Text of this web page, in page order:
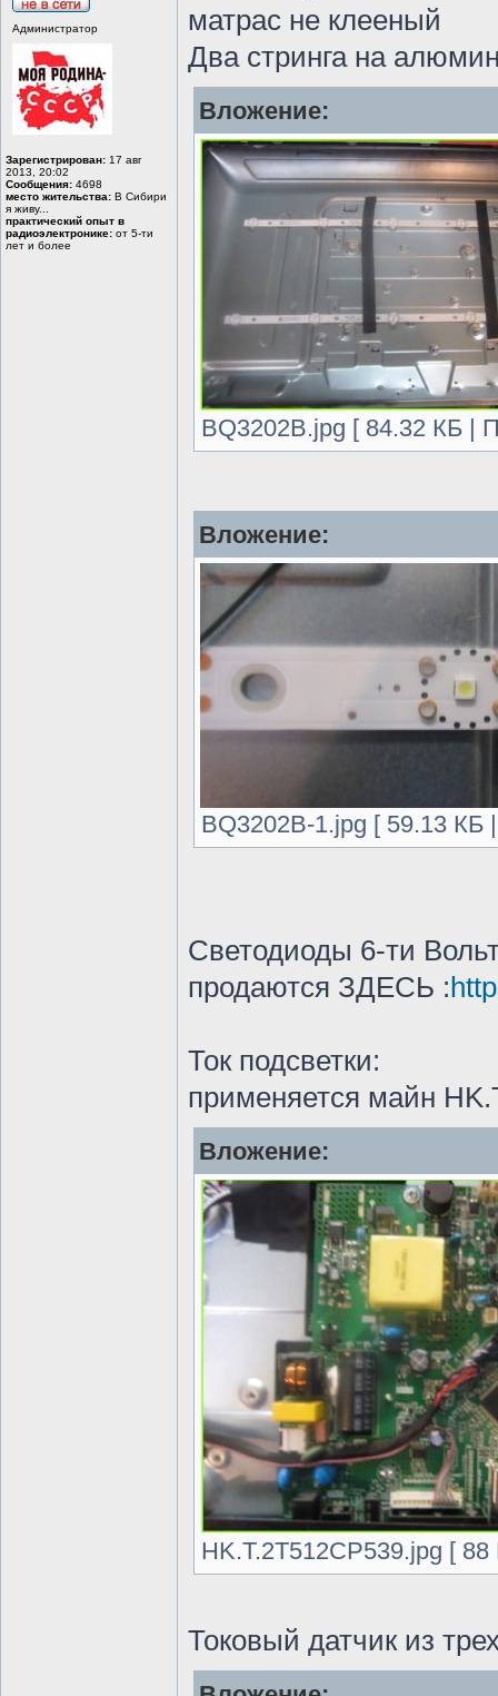
Администратор
Зарегистрирован: 17 авг
2013, 20:02
Сообщения: 4698
место жительства: В Сибири
я живу...
практический опыт в
радиоэлектронике: от 5-ти
лет и более
матрас не клееный
Два стринга на
Вложение:
BQ3202B.jpg [ 84.32 КБ |
Вложение:
BQ3202B-1.jpg [ 59.13 КБ
Светодиоды 6-ти
продаются ЗДЕСЬ :
Ток подсветки:
применяется майн
Вложение:
HK.T.2T512CP539.jpg [
Токовый датчик из